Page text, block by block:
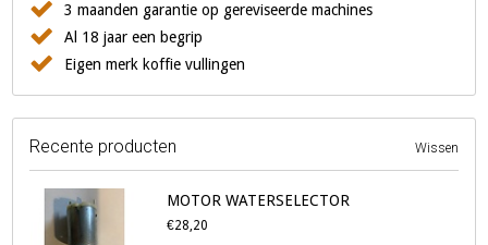
3 maanden garantie op gereviseerde machines
Al 18 jaar een begrip
Eigen merk koffie vullingen
Recente producten Wissen
MOTOR WATERSELECTOR
€28,20